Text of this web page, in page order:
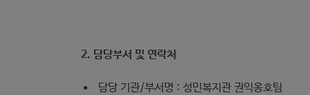
2. 담당부서 및 연락처
담당 기관/부서명 : 성민복지관 권익옹호팀